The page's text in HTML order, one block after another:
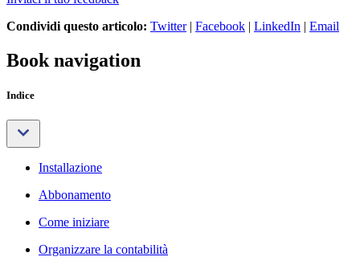
Condividi questo articolo: Twitter| Facebook | LinkedIn | Email
Book navigation
Indice
Installazione
Abbonamento
Come iniziare
Organizzare la contabilità